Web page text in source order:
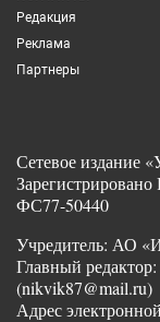
Редакция
Реклама
Партнеры
Сетевое издание
ФС77-50440
Учредитель: АО
Главный
(nikvik87@mail.ru)
Адрес